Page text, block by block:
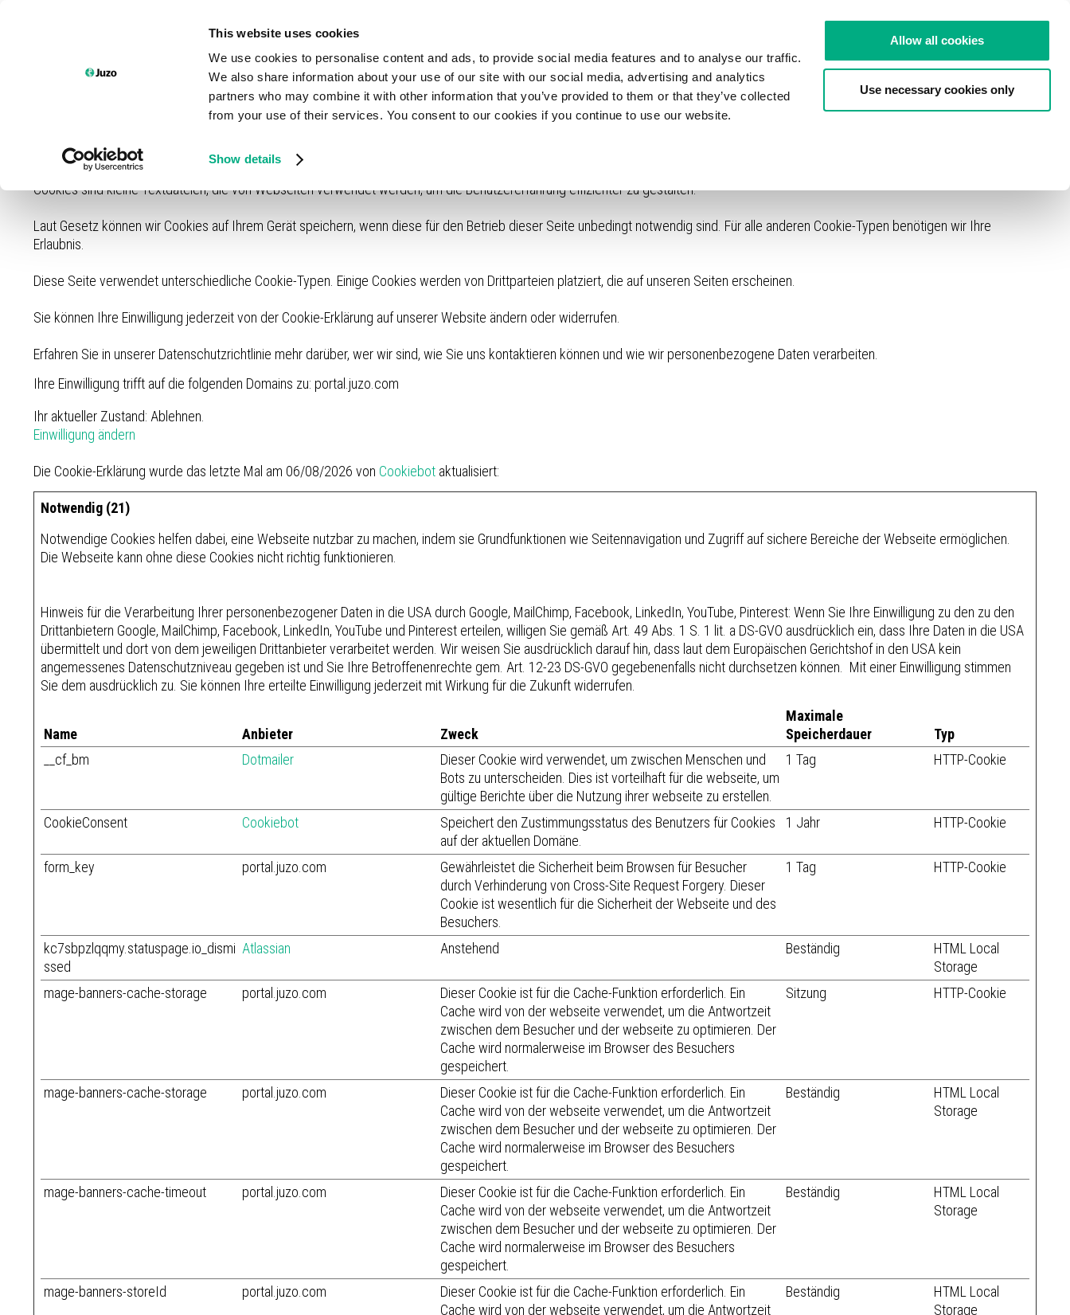
This website uses cookies
We use cookies to personalise content and ads, to provide social media features and to analyse our traffic.
We also share information about your use of our site with our social media, advertising and analytics
partners who may combine it with other information that you’ve provided to them or that they’ve collected
from your use of their services. You consent to our cookies if you continue to use our website.
Show details
Allow all cookies
Use necessary cookies only
Cookie Einstellungen. Diese Website verwendet Cookies, um Ihnen eine optimale Webseiten-Erfahrung zu bieten. Darunter fallen Cookies, die für den Betrieb dieser Seite technisch
notwendig sind, sowie solche, die lediglich zu anonymen Statistikzwecken, für Komforteinstellungen oder zur Anzeige individualisierter Inhalte benötigt werden. Sie können selbst
angeboten werden können. Weitere Informationen finden Sie in unserer
Cookies sind kleine Textdateien, die von Webseiten verwendet werden, um die Benutzererfahrung effizienter zu gestalten.
Laut Gesetz können wir Cookies auf Ihrem Gerät speichern, wenn diese für den Betrieb dieser Seite unbedingt notwendig sind. Für alle anderen Cookie-Typen benötigen wir Ihre
Erlaubnis.
Diese Seite verwendet unterschiedliche Cookie-Typen. Einige Cookies werden von Drittparteien platziert, die auf unseren Seiten erscheinen.
Sie können Ihre Einwilligung jederzeit von der Cookie-Erklärung auf unserer Website ändern oder widerrufen.
Erfahren Sie in unserer Datenschutzrichtlinie mehr darüber, wer wir sind, wie Sie uns kontaktieren können und wie wir personenbezogene Daten verarbeiten.
Ihre Einwilligung trifft auf die folgenden Domains zu: portal.juzo.com
Ihr aktueller Zustand: Ablehnen.
Einwilligung ändern
Die Cookie-Erklärung wurde das letzte Mal am 06/08/2026 von Cookiebot aktualisiert:
Notwendig (21)
Notwendige Cookies helfen dabei, eine Webseite nutzbar zu machen, indem sie Grundfunktionen wie Seitennavigation und Zugriff auf sichere Bereiche der Webseite ermöglichen.
Die Webseite kann ohne diese Cookies nicht richtig funktionieren.
Hinweis für die Verarbeitung Ihrer personenbezogener Daten in die USA durch Google, MailChimp, Facebook, LinkedIn, YouTube, Pinterest: Wenn Sie Ihre Einwilligung zu den zu den
Drittanbietern Google, MailChimp, Facebook, LinkedIn, YouTube und Pinterest erteilen, willigen Sie gemäß Art. 49 Abs. 1 S. 1 lit. a DS-GVO ausdrücklich ein, dass Ihre Daten in die USA
übermittelt und dort von dem jeweiligen Drittanbieter verarbeitet werden. Wir weisen Sie ausdrücklich darauf hin, dass laut dem Europäischen Gerichtshof in den USA kein
angemessenes Datenschutzniveau gegeben ist und Sie Ihre Betroffenenrechte gem. Art. 12-23 DS-GVO gegebenenfalls nicht durchsetzen können. Mit einer Einwilligung stimmen
Sie dem ausdrücklich zu. Sie können Ihre erteilte Einwilligung jederzeit mit Wirkung für die Zukunft widerrufen.
Name Anbieter Zweck
Maximale
Speicherdauer
Typ
__cf_bm
Dotmailer
Dieser Cookie wird verwendet, um zwischen Menschen und
Bots zu unterscheiden. Dies ist vorteilhaft für die webseite, um
gültige Berichte über die Nutzung ihrer webseite zu erstellen.
1 Tag HTTP-Cookie
CookieConsent Cookiebot
Speichert den Zustimmungsstatus des Benutzers für Cookies
auf der aktuellen Domäne.
1 Jahr HTTP-Cookie
form_key portal.juzo.com
Gewährleistet die Sicherheit beim Browsen für Besucher
durch Verhinderung von Cross-Site Request Forgery. Dieser
Cookie ist wesentlich für die Sicherheit der Webseite und des
Besuchers.
1 Tag HTTP-Cookie
kc7sbpzlqqmy.statuspage.io_dismi
ssed
Atlassian Anstehend Beständig
HTML Local
Storage
mage-banners-cache-storage
portal.juzo.com
Dieser Cookie ist für die Cache-Funktion erforderlich. Ein
Cache wird von der webseite verwendet, um die Antwortzeit
zwischen dem Besucher und der webseite zu optimieren. Der
Cache wird normalerweise im Browser des Besuchers
gespeichert.
Sitzung HTTP-Cookie
mage-banners-cache-storage portal.juzo.com
Dieser Cookie ist für die Cache-Funktion erforderlich. Ein
Cache wird von der webseite verwendet, um die Antwortzeit
zwischen dem Besucher und der webseite zu optimieren. Der
Cache wird normalerweise im Browser des Besuchers
gespeichert.
Beständig
HTML Local
Storage
mage-banners-cache-timeout portal.juzo.com
Dieser Cookie ist für die Cache-Funktion erforderlich. Ein
Cache wird von der webseite verwendet, um die Antwortzeit
zwischen dem Besucher und der webseite zu optimieren. Der
Cache wird normalerweise im Browser des Besuchers
gespeichert.
Beständig
HTML Local
Storage
mage-banners-storeId portal.juzo.com
Dieser Cookie ist für die Cache-Funktion erforderlich. Ein
Cache wird von der webseite verwendet, um die Antwortzeit
Beständig
HTML Local
Storage